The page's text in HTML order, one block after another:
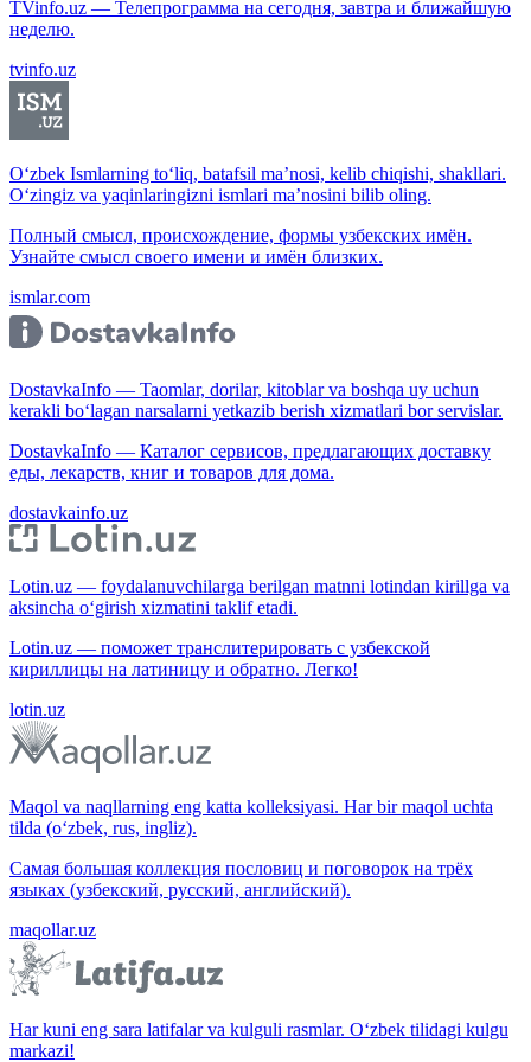
TVinfo.uz — Телепрограмма на сегодня, завтра и ближайшую
неделю.
tvinfo.uz
O‘zbek Ismlarning to‘liq, batafsil ma’nosi, kelib chiqishi, shakllari.
O‘zingiz va yaqinlaringizni ismlari ma’nosini bilib oling.
Полный смысл, происхождение, формы узбекских имён.
Узнайте смысл своего имени и имён близких.
ismlar.com
DostavkaInfo — Taomlar, dorilar, kitoblar va boshqa uy uchun
kerakli bo‘lagan narsalarni yetkazib berish xizmatlari bor servislar.
DostavkaInfo — Каталог сервисов, предлагающих доставку
еды, лекарств, книг и товаров для дома.
dostavkainfo.uz
Lotin.uz — foydalanuvchilarga berilgan matnni lotindan kirillga va
aksincha o‘girish xizmatini taklif etadi.
Lotin.uz — поможет транслитерировать с узбекской
кириллицы на латиницу и обратно. Легко!
lotin.uz
Maqol va naqllarning eng katta kolleksiyasi. Har bir maqol uchta
tilda (o‘zbek, rus, ingliz).
Самая большая коллекция пословиц и поговорок на трёх
языках (узбекский, русский, английский).
maqollar.uz
Har kuni eng sara latifalar va kulguli rasmlar. O‘zbek tilidagi kulgu
markazi!